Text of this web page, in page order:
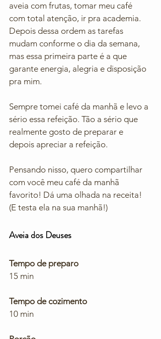
aveia com frutas, tomar meu café
com total atenção, ir pra academia.
Depois dessa ordem as tarefas
mudam conforme o dia da semana,
mas essa primeira parte é a que
garante energia, alegria e disposição
pra mim.
Sempre tomei café da manhã e levo a
sério essa refeição. Tão a sério que
realmente gosto de preparar e
depois apreciar a refeição.
Pensando nisso, quero compartilhar
com você meu café da manhã
favorito! Dá uma olhada na receita!
(E testa ela na sua manhã!)
Aveia dos Deuses
Tempo de preparo
15 min
Tempo de cozimento
10 min